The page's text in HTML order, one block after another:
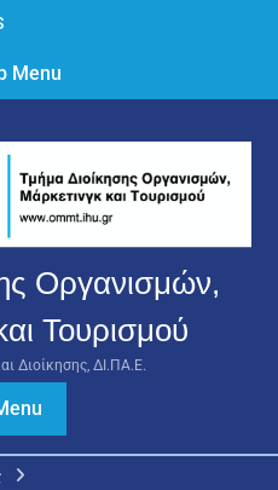
εργαλείων
2025-
Menu
Οργανισμών,
Τουρισμού
Διοίκησης, ΔΙ.ΠΑ.Ε.